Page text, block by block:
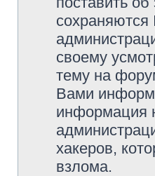
своему
тему на
Вами
информация
хакеров,
взлома.